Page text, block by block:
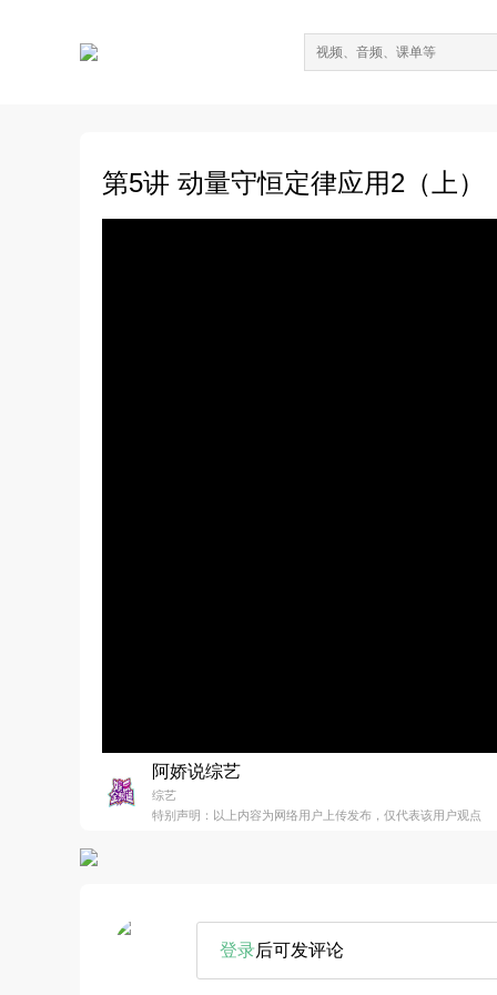
第5讲 动量守恒定律应用2（上）
阿娇说综艺
综艺
特别声明：以上内容为网络用户上传发布，仅代表该用户观点
登录后可发评论